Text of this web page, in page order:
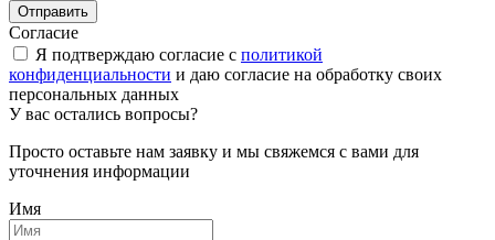
Отправить
Согласие
Я подтверждаю согласие с политикой
конфиденциальности и даю согласие на обработку своих
персональных данных
У вас остались вопросы?
Просто оставьте нам заявку и мы свяжемся с вами для
уточнения информации
Имя